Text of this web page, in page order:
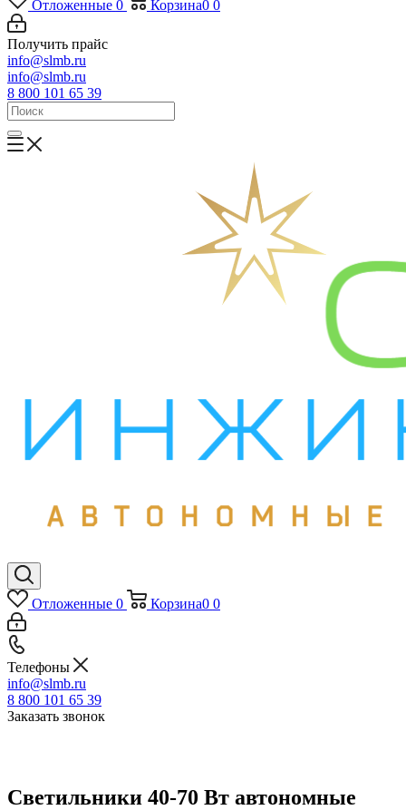
Отложенные 0 Корзина0 0
Получить прайс
info@slmb.ru
info@slmb.ru
8 800 101 65 39
Отложенные 0 Корзина0 0
Телефоны
info@slmb.ru
8 800 101 65 39
Заказать звонок
Светильники 40-70 Вт автономные